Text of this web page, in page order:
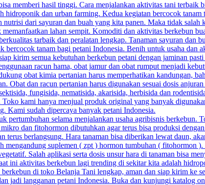
memberi hasil tinggi. Cara menjalankan aktivitas tani terbaik
dan urban farming. Kedua kegiatan bercocok tanam
dari sayuran dan buah yang kita panen. Maka tidak salah
lahan sempit. Komoditi dan aktivitas berkebun
tarbaik dan peralatan lengkap. Tanaman sayuran dan
tanam bagi petani Indonesia. Benih untuk usaha dan
kirim semua kebutuhan berkebun petani dengan jaminan pasti
racun hama, obat jamur dan obat rumput menjadi
obat kimia pertanian harus memperhatikan kandungan,
dan racun pertanian harus digunakan sesuai dosis anjuran
fungisida, nematisida, akarisida, herbisida dan
kami hanya menjual produk original yang banyak
Kami sudah dipercaya banyak petani Indonesia.
selama menjalankan usaha agribisnis berkebun.
dan fitohormon dibutuhkan agar terus bisa produksi
berlangsung. Hara tanaman bisa diberikan lewat daun,
suplemen ( zpt ) hormon tumbuhan ( fitohormon ).
Salah aplikasi serta dosis unsur hara di tanaman bisa
ini aktivitas berkebun lagi trending di sekitar kita adalah
di toko Belanja Tani lengkap, aman dan siap kirim ke
jadi langganan petani Indonesia. Buka dan kunjungi katalog